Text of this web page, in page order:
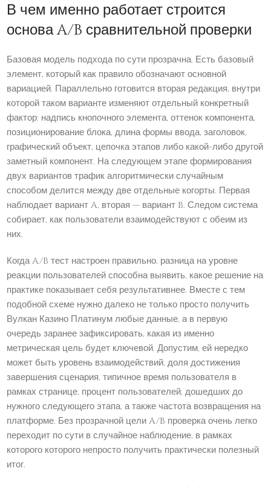
В чем именно работает строится
основа A/B сравнительной проверки
Базовая модель подхода по сути прозрачна. Есть базовый
элемент, который как правило обозначают основной
вариацией. Параллельно готовится вторая редакция, внутри
которой таком варианте изменяют отдельный конкретный
фактор: надпись кнопочного элемента, оттенок компонента,
позиционирование блока, длина формы ввода, заголовок,
графический объект, цепочка этапов либо какой-либо другой
заметный компонент. На следующем этапе формирования
двух вариантов трафик алгоритмически случайным
способом делится между две отдельные когорты. Первая
наблюдает вариант A, вторая — вариант B. Следом система
собирает, как пользователи взаимодействуют с обеим из
них.
Когда A/B тест настроен правильно, разница на уровне
реакции пользователей способна выявить, какое решение на
практике показывает себя результативнее. Вместе с тем
подобной схеме нужно далеко не только просто получить
Вулкан Казино Платинум любые данные, а в первую
очередь заранее зафиксировать, какая из именно
метрическая цель будет ключевой. Допустим, ей нередко
может быть уровень взаимодействий, доля достижения
завершения сценария, типичное время пользователя в
рамках странице, процент пользователей, дошедших до
нужного следующего этапа, а также частота возвращения на
платформе. Без прозрачной цели A/B проверка очень легко
переходит по сути в случайное наблюдение, в рамках
которого которого непросто получить практически полезный
итог.